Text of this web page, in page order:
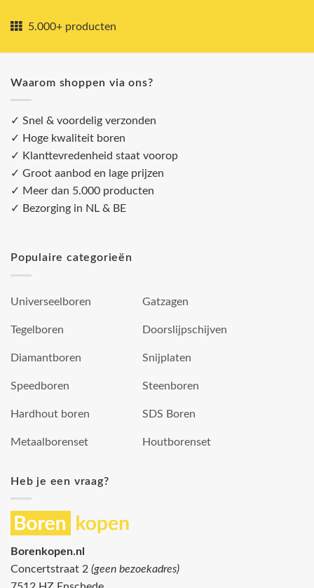
5.000+ producten
Waarom shoppen via ons?
✓ Snel & voordelig verzonden
✓ Hoge kwaliteit boren
✓ Klanttevredenheid staat voorop
✓ Groot aanbod en lage prijzen
✓ Meer dan 5.000 producten
✓ Bezorging in NL & BE
Populaire categorieën
Universeelboren
Tegelboren
Diamantboren
Speedboren
Hardhout boren
Metaalborenset
Gatzagen
Doorslijpschijven
Snijplaten
Steenboren
SDS Boren
Houtborenset
Heb je een vraag?
Borenkopen.nl
Concertstraat 2 (geen bezoekadres)